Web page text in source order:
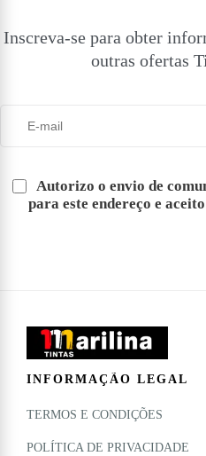
Inscreva-se para obter
outras ofertas
Autorizo o envio de
para este endereço e
INFORMAÇÃO LEGAL
TERMOS E CONDIÇÕES
POLÍTICA DE PRIVACIDADE